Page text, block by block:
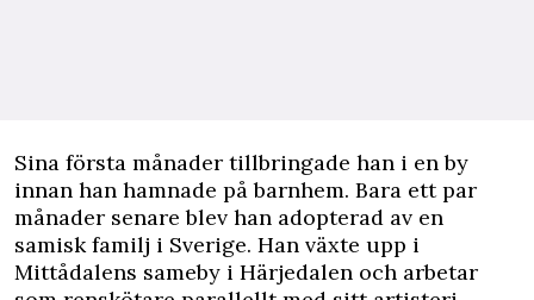
Sina första månader tillbringade han i en by
innan han hamnade på barnhem. Bara ett par
månader senareblev han adopterad av en
samisk familj i Sverige. Han växte upp i
Mittådalens sameby i Härjedalen och arbetar